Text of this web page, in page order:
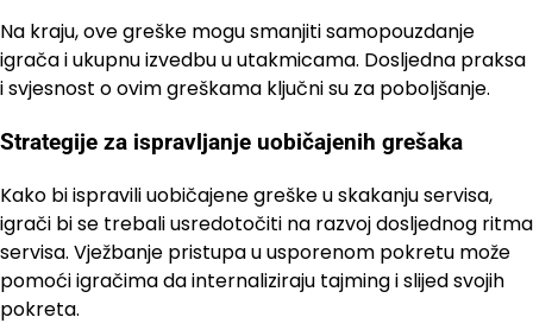
Na kraju, ove greške mogu smanjiti samopouzdanje
igrača i ukupnu izvedbu u utakmicama. Dosljedna praksa
i svjesnost o ovim greškama ključni su za poboljšanje.
Strategije za ispravljanje uobičajenih grešaka
Kako bi ispravili uobičajene greške u skakanju servisa,
igrači bi se trebali usredotočiti na razvoj dosljednog ritma
servisa. Vježbanje pristupa u usporenom pokretu može
pomoći igračima da internaliziraju tajming i slijed svojih
pokreta.